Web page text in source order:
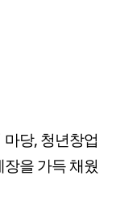
당, 청년창업
을 가득 채웠